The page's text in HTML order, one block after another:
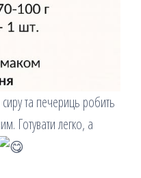
та печериць робить
Готувати легко, а